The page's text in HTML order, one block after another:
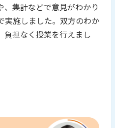
、集計などで意見がわかり
実施しました。双方のわか
負担なく授業を行えまし